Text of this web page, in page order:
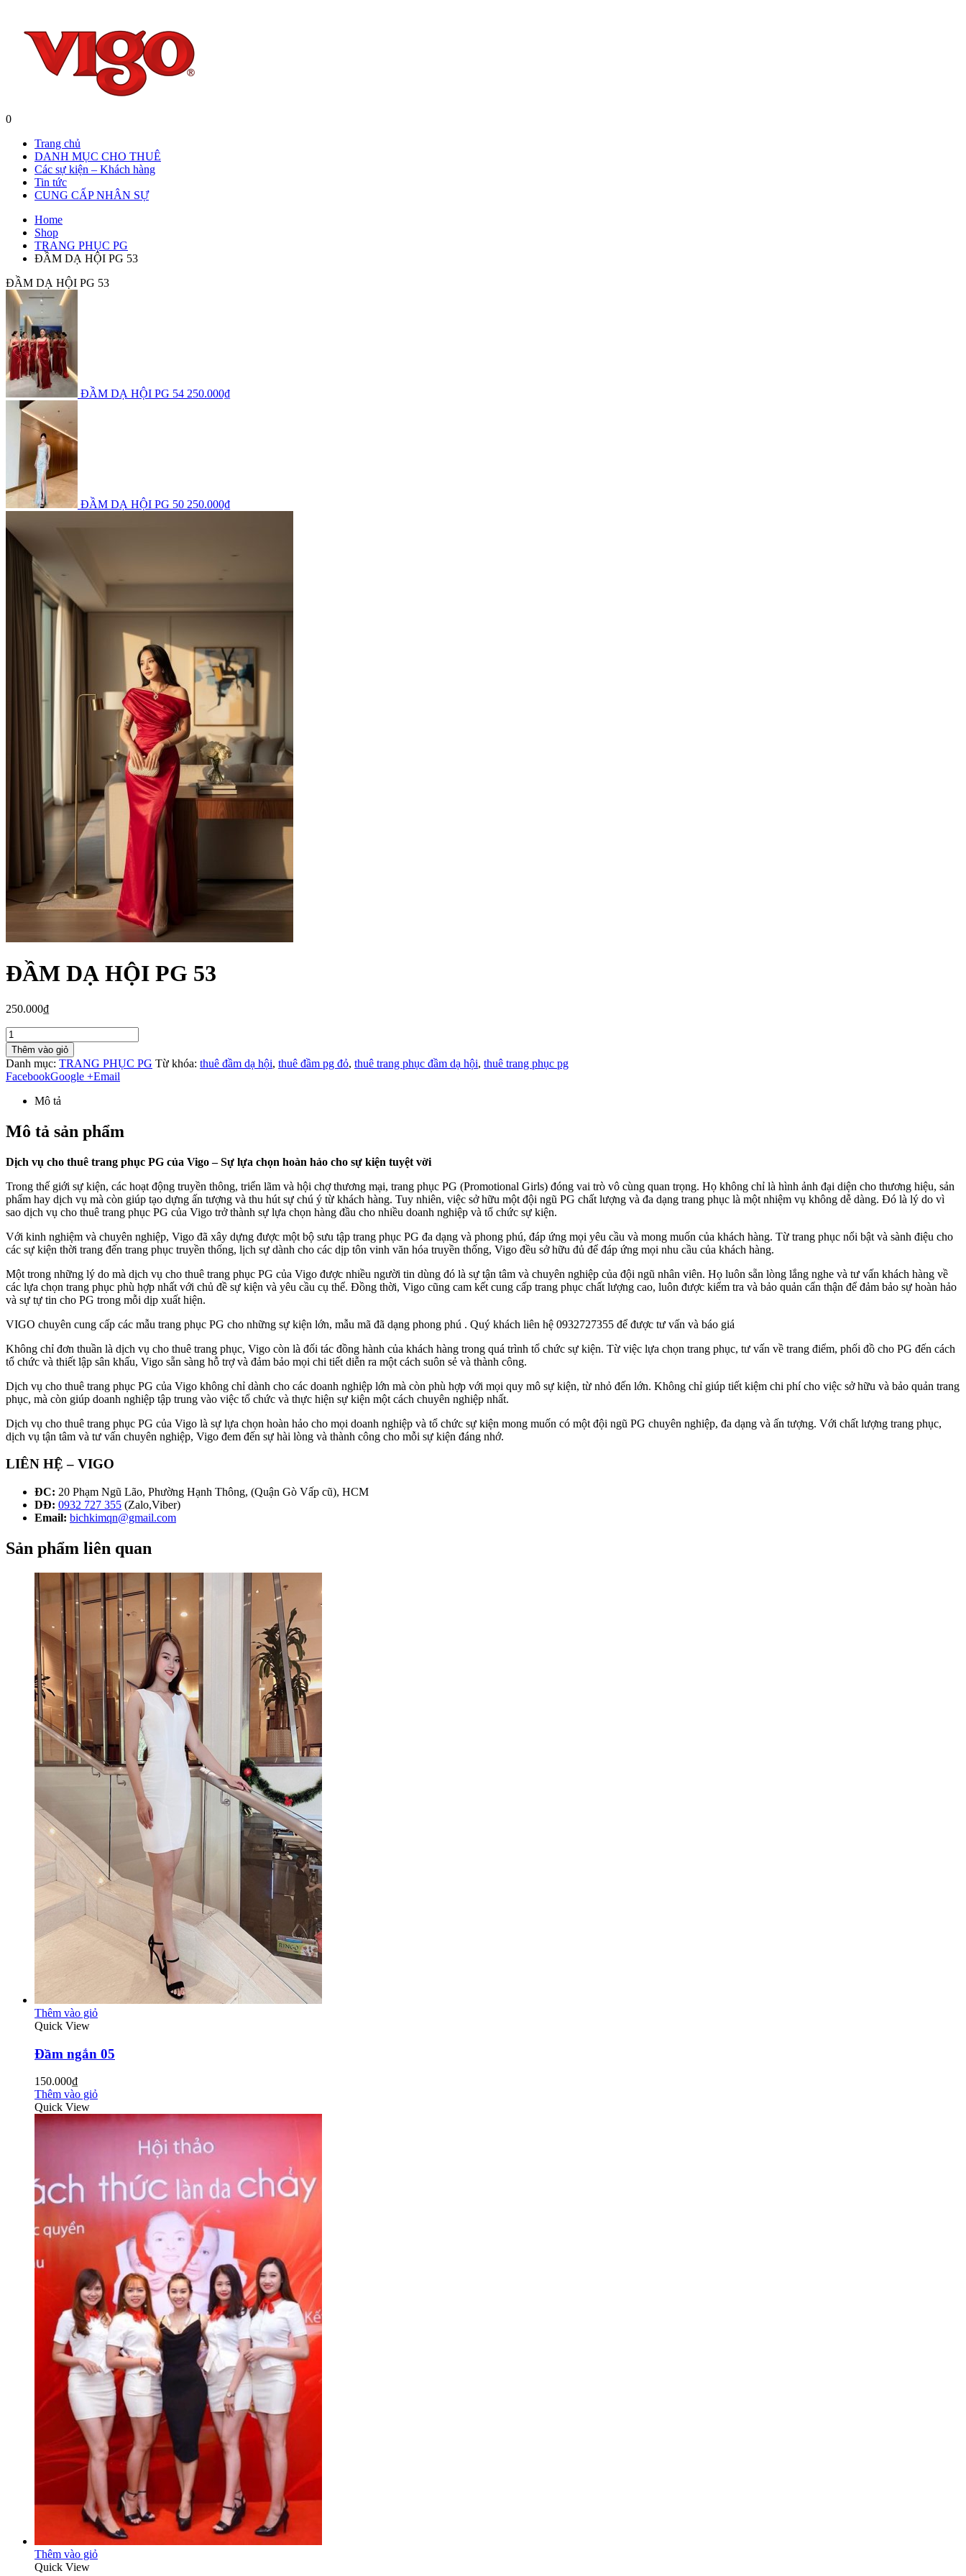
0
Trang chủ
DANH MỤC CHO THUÊ
Các sự kiện – Khách hàng
Tin tức
CUNG CẤP NHÂN SỰ
Home
Shop
TRANG PHỤC PG
ĐẦM DẠ HỘI PG 53
ĐẦM DẠ HỘI PG 53
ĐẦM DẠ HỘI PG 54 250.000₫
ĐẦM DẠ HỘI PG 50 250.000₫
ĐẦM DẠ HỘI PG 53
250.000₫
Thêm vào giỏ
Danh mục: TRANG PHỤC PG Từ khóa: thuê đầm dạ hội, thuê đầm pg đỏ, thuê trang phục đầm dạ hội, thuê trang phục pg
FacebookGoogle +Email
Mô tả
Mô tả sản phẩm
Dịch vụ cho thuê trang phục PG của Vigo – Sự lựa chọn hoàn hảo cho sự kiện tuyệt vời
Trong thế giới sự kiện, các hoạt động truyền thông, triển lãm và hội chợ thương mại, trang phục PG (Promotional Girls) đóng vai trò vô cùng quan trọng. Họ không chỉ là hình ảnh đại diện cho thương hiệu, sản
phẩm hay dịch vụ mà còn giúp tạo dựng ấn tượng và thu hút sự chú ý từ khách hàng. Tuy nhiên, việc sở hữu một đội ngũ PG chất lượng và đa dạng trang phục là một nhiệm vụ không dễ dàng. Đó là lý do vì
sao dịch vụ cho thuê trang phục PG của Vigo trở thành sự lựa chọn hàng đầu cho nhiều doanh nghiệp và tổ chức sự kiện.
Với kinh nghiệm và chuyên nghiệp, Vigo đã xây dựng được một bộ sưu tập trang phục PG đa dạng và phong phú, đáp ứng mọi yêu cầu và mong muốn của khách hàng. Từ trang phục nổi bật và sành điệu cho
các sự kiện thời trang đến trang phục truyền thống, lịch sự dành cho các dịp tôn vinh văn hóa truyền thống, Vigo đều sở hữu đủ để đáp ứng mọi nhu cầu của khách hàng.
Một trong những lý do mà dịch vụ cho thuê trang phục PG của Vigo được nhiều người tin dùng đó là sự tận tâm và chuyên nghiệp của đội ngũ nhân viên. Họ luôn sẵn lòng lắng nghe và tư vấn khách hàng về
các lựa chọn trang phục phù hợp nhất với chủ đề sự kiện và yêu cầu cụ thể. Đồng thời, Vigo cũng cam kết cung cấp trang phục chất lượng cao, luôn được kiểm tra và bảo quản cẩn thận để đảm bảo sự hoàn hảo
và sự tự tin cho PG trong mỗi dịp xuất hiện.
VIGO chuyên cung cấp các mẫu trang phục PG cho những sự kiện lớn, mẫu mã đã dạng phong phú . Quý khách liên hệ 0932727355 để được tư vấn và báo giá
Không chỉ đơn thuần là dịch vụ cho thuê trang phục, Vigo còn là đối tác đồng hành của khách hàng trong quá trình tổ chức sự kiện. Từ việc lựa chọn trang phục, tư vấn về trang điểm, phối đồ cho PG đến cách
tổ chức và thiết lập sân khấu, Vigo sẵn sàng hỗ trợ và đảm bảo mọi chi tiết diễn ra một cách suôn sẻ và thành công.
Dịch vụ cho thuê trang phục PG của Vigo không chỉ dành cho các doanh nghiệp lớn mà còn phù hợp với mọi quy mô sự kiện, từ nhỏ đến lớn. Không chỉ giúp tiết kiệm chi phí cho việc sở hữu và bảo quản trang
phục, mà còn giúp doanh nghiệp tập trung vào việc tổ chức và thực hiện sự kiện một cách chuyên nghiệp nhất.
Dịch vụ cho thuê trang phục PG của Vigo là sự lựa chọn hoàn hảo cho mọi doanh nghiệp và tổ chức sự kiện mong muốn có một đội ngũ PG chuyên nghiệp, đa dạng và ấn tượng. Với chất lượng trang phục,
dịch vụ tận tâm và tư vấn chuyên nghiệp, Vigo đem đến sự hài lòng và thành công cho mỗi sự kiện đáng nhớ.
LIÊN HỆ – VIGO
ĐC: 20 Phạm Ngũ Lão, Phường Hạnh Thông, (Quận Gò Vấp cũ), HCM
DĐ: 0932 727 355 (Zalo,Viber)
Email: bichkimqn@gmail.com
Sản phẩm liên quan
Thêm vào giỏ
Quick View
Đầm ngắn 05
150.000₫
Thêm vào giỏ
Quick View
Thêm vào giỏ
Quick View